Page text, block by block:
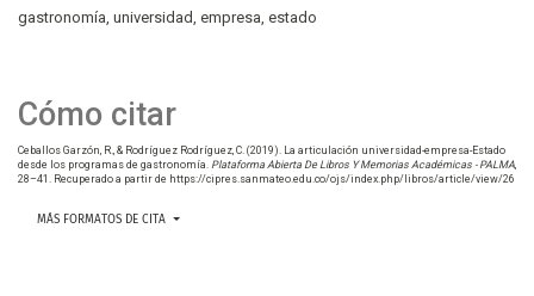
gastronomía universidad empresa estado
Cómo citar
Ceballos Garzón, R., & Rodríguez Rodríguez, C. (2019). La articulación universidad-empresa-Estado
desde los programas de gastronomía. Plataforma Abierta De Libros Y Memorias Académicas - PALMA,
28–41. Recuperado a partir de https://cipres.sanmateo.edu.co/ojs/index.php/libros/article/view/26
MÁS FORMATOS DE CITA